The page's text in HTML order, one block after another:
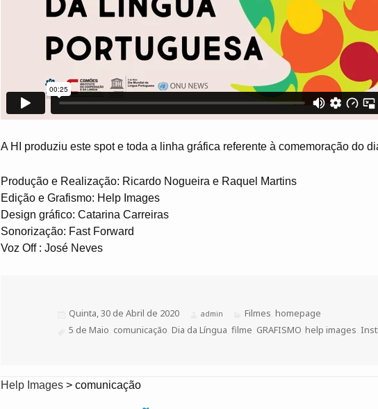
A HI produziu este spot e toda a linha gráfica referente à comemoração do
Produção e Realização: Ricardo Nogueira e Raquel Martins
Edição e Grafismo: Help Images
Design gráfico: Catarina Carreiras
Sonorização: Fast Forward
Voz Off : José Neves
Publicado
Quinta, 30 de Abril de 2020 Autor
admin Categorias
Filmes ,homepage
Etiquetas
5 de Maio comunicação ,Dia da Língua ,filme GRAFISMO ,help images
Help Images> comunicação